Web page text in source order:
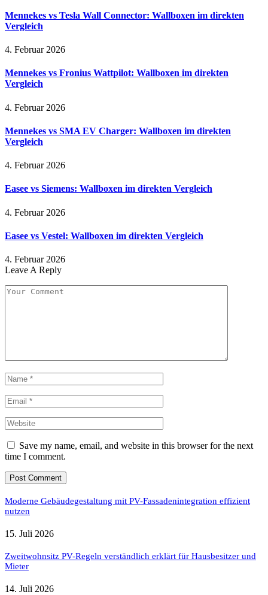
Mennekes vs Tesla Wall Connector: Wallboxen im direkten
Vergleich
4. Februar 2026
Mennekes vs Fronius Wattpilot: Wallboxen im direkten
Vergleich
4. Februar 2026
Mennekes vs SMA EV Charger: Wallboxen im direkten
Vergleich
4. Februar 2026
Easee vs Siemens: Wallboxen im direkten Vergleich
4. Februar 2026
Easee vs Vestel: Wallboxen im direkten Vergleich
4. Februar 2026
Leave A Reply
Save my name, email, and website in this browser for the next
time I comment.
Moderne Gebäudegestaltung mit PV-Fassadenintegration effizient
nutzen
15. Juli 2026
Zweitwohnsitz PV-Regeln verständlich erklärt für Hausbesitzer und
Mieter
14. Juli 2026